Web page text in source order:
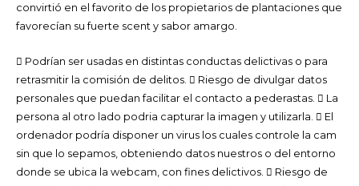
convirtió en el favorito de los propietarios de plantaciones que
favorecían su fuerte scent y sabor amargo.
 Podrían ser usadas en distintas conductas delictivas o para
retrasmitir la comisión de delitos.  Riesgo de divulgar datos
personales que puedan facilitar el contacto a pederastas.  La
persona al otro lado podria capturar la imagen y utilizarla.  El
ordenador podría disponer un virus los cuales controle la cam
sin que lo sepamos, obteniendo datos nuestros o del entorno
donde se ubica la webcam, con fines delictivos.  Riesgo de